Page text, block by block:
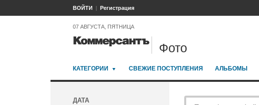
ВОЙТИ Регистрация
07 АВГУСТА, ПЯТНИЦА
Фото
КАТЕГОРИИ СВЕЖИЕ ПОСТУПЛЕНИЯ АЛЬБОМЫ
ДАТА